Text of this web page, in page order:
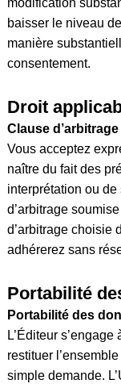
modification
baisser le niveau
manière
consentement.
Droit
Clause d’arbitrage
Vous acceptez
naître du fait des
interprétation ou de
d’arbitrage
d’arbitrage choisie
adhérerez sans
Portabilité
Portabilité des
L’Éditeur
restituer
simple demande.